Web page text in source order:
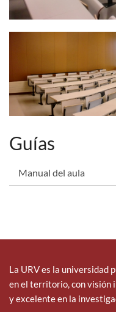
Guías
Manual del aula
La URV es la universidad
en el territorio, con visión
y excelente en la